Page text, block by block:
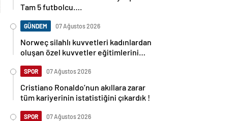
Tam 5 futbolcu….
GÜNDEM 07 Ağustos 2026
Norweç silahlı kuvvetleri kadınlardan
oluşan özel kuvvetler eğitimlerini
SPOR 07 Ağustos 2026
Cristiano Ronaldo’nun akıllara zarar
tüm kariyerinin istatistiğini çıkardık !
SPOR 07 Ağustos 2026